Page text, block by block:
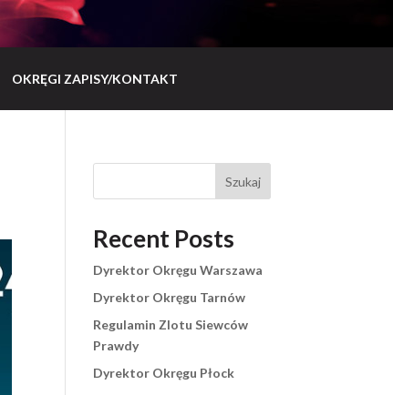
OKRĘGI ZAPISY/KONTAKT
Szukaj
Recent Posts
Dyrektor Okręgu Warszawa
Dyrektor Okręgu Tarnów
Regulamin Zlotu Siewców
Prawdy
Dyrektor Okręgu Płock